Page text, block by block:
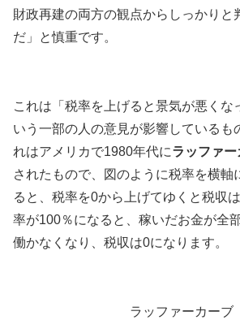
財政再建の両方の観点からしっかりと
だ」と慎重です。
これは「税率を上げると景気が悪くな
いう一部の人の意見が影響しているも
れはアメリカで1980年代にラッファー
されたもので、図のように税率を横軸
ると、税率を0から上げてゆくと税収
率が100％になると、稼いだお金が全
働かなくなり、税収は0になります。
ラッファーカーブ